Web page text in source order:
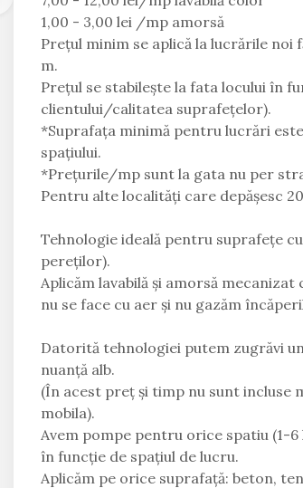
1,00 - 3,00 lei /mp amorsă
Prețul minim se aplică la lucrările noi
m.
Prețul se stabilește la fata locului în
clientului/calitatea suprafețelor).
*Suprafața minimă pentru lucrări
spațiului.
*Prețurile/mp sunt la gata nu per
Pentru alte localități care depășesc
Tehnologie ideală pentru suprafețe
pereților).
Aplicăm lavabilă și amorsă
nu se face cu aer și nu gazăm
Datorită tehnologiei putem zugrăvi
nuanță alb.
(În acest preț și timp nu sunt
mobila).
Avem pompe pentru orice spatiu
în funcție de spațiul de lucru.
Aplicăm pe orice suprafață: beton,